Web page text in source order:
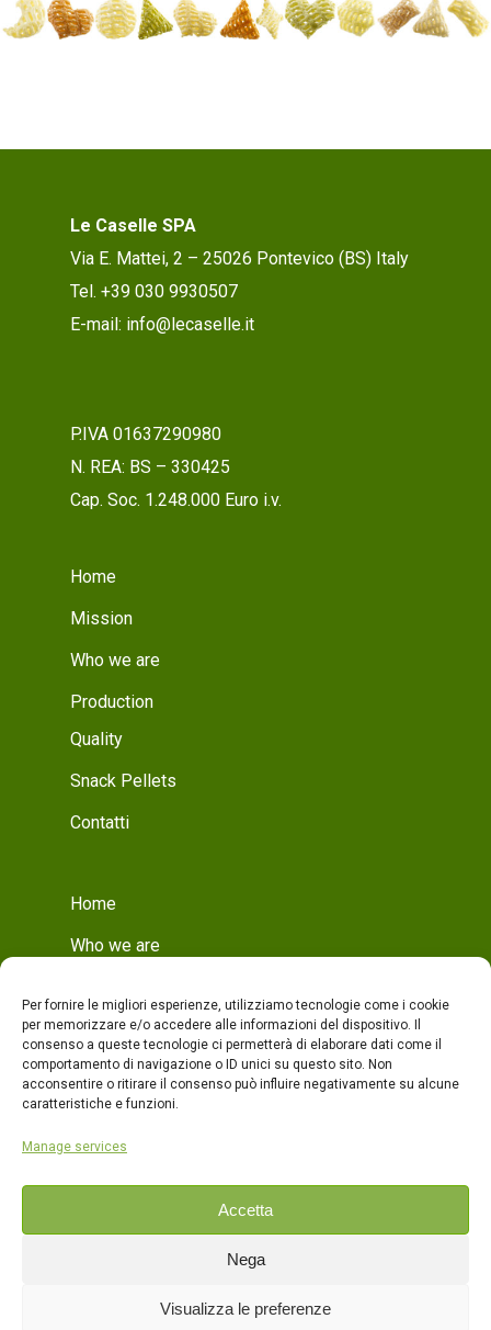
Per fornire le migliori esperienze, utilizziamo tecnologie come i cookie
per memorizzare e/o accedere alle informazioni del dispositivo. Il
consenso a queste tecnologie ci permetterà di elaborare dati come il
comportamento di navigazione o ID unici su questo sito. Non
acconsentire o ritirare il consenso può influire negativamente su alcune
caratteristiche e funzioni.
Manage services
Accetta
Nega
Visualizza le preferenze
Le Caselle SPA
Via E. Mattei, 2 – 25026 Pontevico (BS) Italy
Tel. +39 030 9930507
E-mail: info@lecaselle.it
P.IVA 01637290980
N. REA: BS – 330425
Cap. Soc. 1.248.000 Euro i.v.
Home
Mission
Who we are
Production
Quality
Snack Pellets
Contatti
Home
Who we are
Who we are
Production
Production
Quality
Products
Contacts